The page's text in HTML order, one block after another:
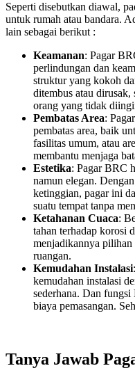
Seperti disebutkan diawal,
untuk rumah atau bandara.
lain sebagai berikut :
Keamanan: Pagar
perlindungan dan
struktur yang kokoh
ditembus atau dirusak,
orang yang tidak
Pembatas Area:
pembatas area, baik
fasilitas umum, atau
membantu menjaga
Estetika: Pagar BRC
namun elegan.
ketinggian, pagar ini
suatu tempat tanpa
Ketahanan Cuaca:
tahan terhadap korosi
menjadikannya
ruangan.
Kemudahan Instalasi
kemudahan instalasi
sederhana. Dan
biaya pemasangan.
Tanya Jawab